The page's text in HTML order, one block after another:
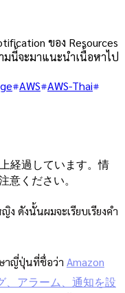
ของ Resources
มนี้จะมาแนะนำเนื้อหาไป
AWS AWS-Thai
経過しています。情
意ください。
ดังนั้นผมจะเรียบเรียงคำ
าญี่ปุ่นที่ชื่อว่า Amazon
、アラーム、通知を設